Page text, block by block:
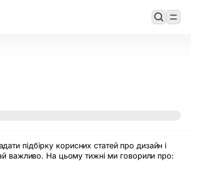
підбірку корисних статей про дизайн і
важливо. На цьому тижні ми говорили про: